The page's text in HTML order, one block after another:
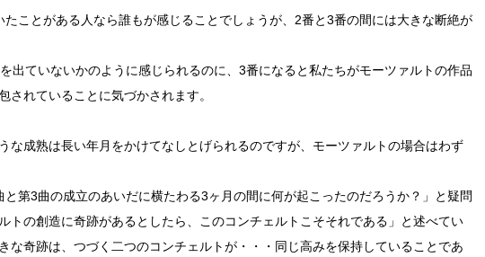
たことがある人なら誰もが感じることでしょうが、2番と3番の間には大きな断絶が
出ていないかのように感じられるのに、3番になると私たちがモーツァルトの作品
されていることに気づかされます。
な成熟は長い年月をかけてなしとげられるのですが、モーツァルトの場合はわず
第3曲の成立のあいだに横たわる3ヶ月の間に何が起こったのだろうか？」と疑問
トの創造に奇跡があるとしたら、このコンチェルトこそそれである」と述べてい
な奇跡は、つづく二つのコンチェルトが・・・同じ高みを保持していることであ